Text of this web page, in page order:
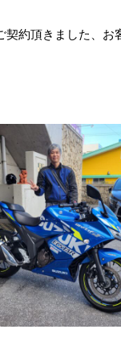
契約頂きました、お